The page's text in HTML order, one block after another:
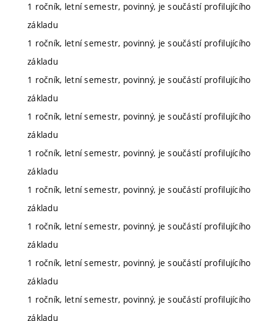
1 ročník, letní semestr, povinný, je součástí profilujícího
základu
1 ročník, letní semestr, povinný, je součástí profilujícího
základu
1 ročník, letní semestr, povinný, je součástí profilujícího
základu
1 ročník, letní semestr, povinný, je součástí profilujícího
základu
1 ročník, letní semestr, povinný, je součástí profilujícího
základu
1 ročník, letní semestr, povinný, je součástí profilujícího
základu
1 ročník, letní semestr, povinný, je součástí profilujícího
základu
1 ročník, letní semestr, povinný, je součástí profilujícího
základu
1 ročník, letní semestr, povinný, je součástí profilujícího
základu